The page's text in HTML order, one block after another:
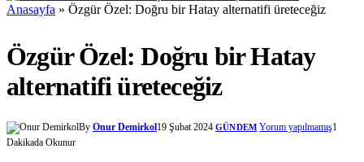
Anasayfa » Özgür Özel: Doğru bir Hatay alternatifi üreteceğiz
Özgür Özel: Doğru bir Hatay
alternatifi üreteceğiz
By Onur Demirkol19 Şubat 2024 GÜNDEM Yorum yapılmamış1
Dakikada Okunur